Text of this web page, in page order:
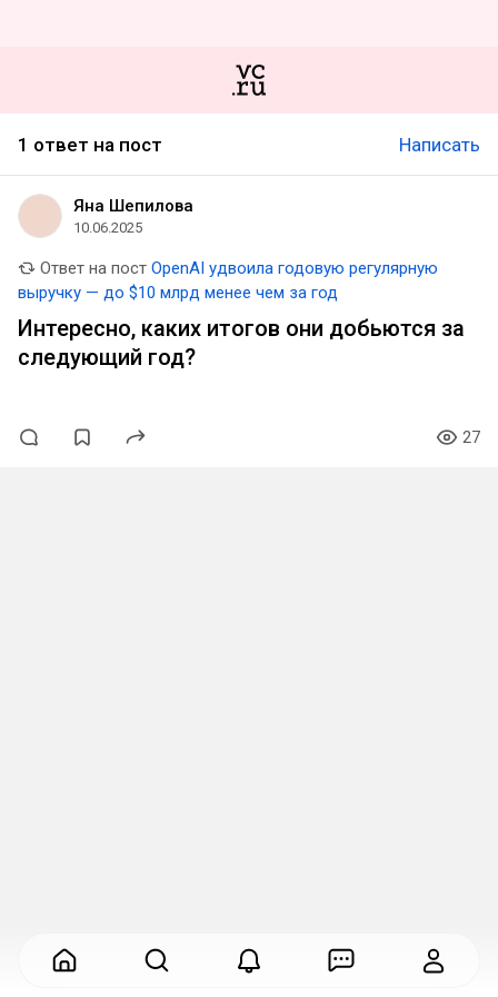
1 ответ на пост Написать
Яна Шепилова
10.06.2025
Ответ на пост OpenAI удвоила годовую регулярную
выручку — до $10 млрд менее чем за год
Интересно, каких итогов они добьются за
следующий год?
27